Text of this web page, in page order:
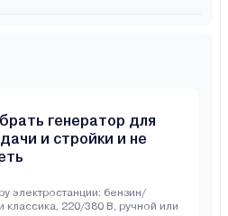
генератор для
и стройки и не
электростанции: бензин/
классика, 220/380 В, ручной или